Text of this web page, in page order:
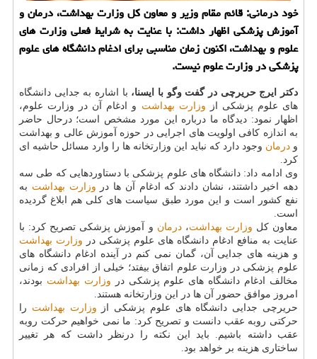
خود درمانی: قائم مقام وزیر و معاون كل وزارت بهداشت، درمان و
آموزش پزشكی اظهار داشت: با عنایت به شرایط فعلی وزارت های
علوم و بهداشت، اكنون زمان مناسبی برای ادغام دانشگاه های علوم
پزشكی در وزارت علوم نیست.
دكتر ایرج حریرچی در گفت وگو با ایسنا، با اشاره به جدایی دانشگاه
های علوم پزشكی از وزارت بهداشت و ادغام آن در وزارت علوم،
اظهار نمود: دیدگاه ما درباره این مورد مشخص است؛ درحال حاضر
به اندازه كافی اولویت های اجرایی در حوزه آموزش عالی و بهداشت
و درمان وجود دارد كه نباید این وزارتخانه ها را وارد مسائل حاشیه ای
كرد.
وی ادامه داد: دانشگاه های علوم پزشكی با دستاوردهایی كه طی سه
دهه اخیر داشتند، نشان دادند كه ادغام آن ها در وزارت بهداشت به
نفع كشور است و این مورد طبق سیاست های كلی هم ابلاغ گردیده
است.
معاون كل وزارت بهداشت،درمان و آموزش پزشكی تصریح كرد: با
عنایت به منافع ادغام دانشگاه های علوم پزشكی در وزارت بهداشت
و هزینه های جدایی آن، گمان نمی كنم در آینده ادغام دانشگاه های
علوم پزشكی در وزارت علوم اتفاق بیفتد؛ خیلی از افرادی كه زمانی
مخالف ادغام دانشگاه های علوم پزشكی در وزارت بهداشت بودند،
امروز موافق حضور آن ها در این وزارتخانه هستند.
حریرچی جدایی دانشگاه های علوم پزشكی از وزارت بهداشت را
حركتی روبه عقب دانست و تصریح كرد: ما نمی خواهیم حركت روبه
عقب داشته باشیم. باید این نكته را درنظر داشت كه هر تغییر
ساختاری هزینه بر خواهد بود.